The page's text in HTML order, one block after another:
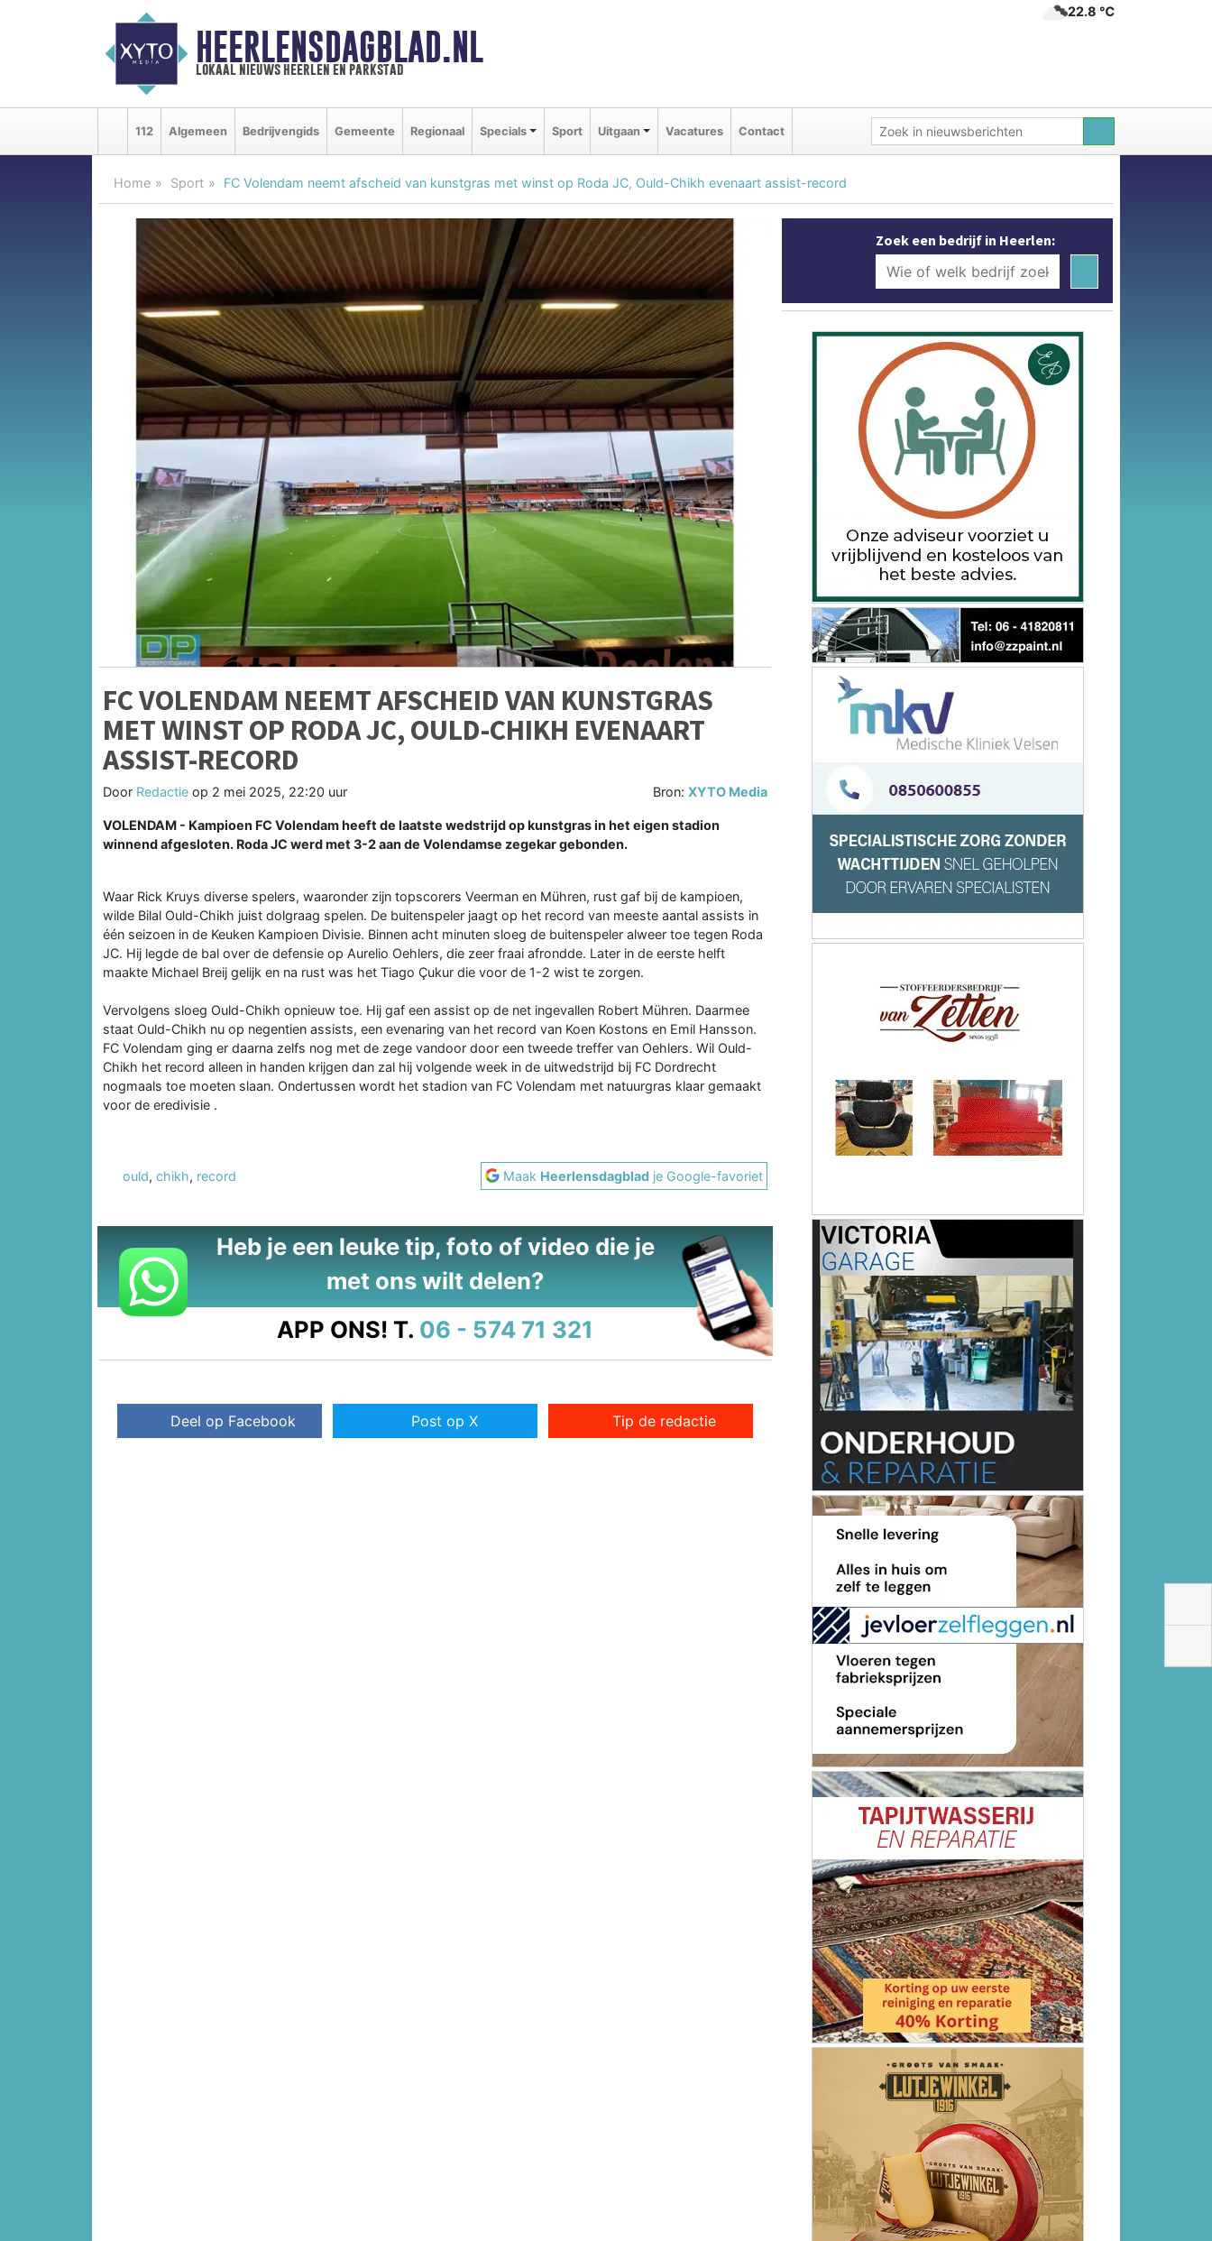
HEERLENSDAGBLAD.NL
lokaal nieuws heerlen en parkstad
22.8 ℃
112 Algemeen Bedrijvengids Gemeente Regionaal Specials Sport Uitgaan Vacatures Contact
Home Sport FC Volendam neemt afscheid van kunstgras met winst op Roda JC, Ould-Chikh evenaart assist-record
FC VOLENDAM NEEMT AFSCHEID VAN KUNSTGRAS
MET WINST OP RODA JC, OULD-CHIKH EVENAART
ASSIST-RECORD
Door Redactie op 2 mei 2025, 22:20 uur Bron:XYTO Media
VOLENDAM - Kampioen FC Volendam heeft de laatste wedstrijd op kunstgras in het eigen stadion
winnend afgesloten. Roda JC werd met 3-2 aan de Volendamse zegekar gebonden.
Waar Rick Kruys diverse spelers, waaronder zijn topscorers Veerman en Mühren, rust gaf bij de kampioen,
wilde Bilal Ould-Chikh juist dolgraag spelen. De buitenspeler jaagt op het record van meeste aantal assists in
één seizoen in de Keuken Kampioen Divisie. Binnen acht minuten sloeg de buitenspeler alweer toe tegen Roda
JC. Hij legde de bal over de defensie op Aurelio Oehlers, die zeer fraai afrondde. Later in de eerste helft
maakte Michael Breij gelijk en na rust was het Tiago Çukur die voor de 1-2 wist te zorgen.
Vervolgens sloeg Ould-Chikh opnieuw toe. Hij gaf een assist op de net ingevallen Robert Mühren. Daarmee
staat Ould-Chikh nu op negentien assists, een evenaring van het record van Koen Kostons en Emil Hansson.
FC Volendam ging er daarna zelfs nog met de zege vandoor door een tweede treffer van Oehlers. Wil Ould-
Chikh het record alleen in handen krijgen dan zal hij volgende week in de uitwedstrijd bij FC Dordrecht
nogmaals toe moeten slaan. Ondertussen wordt het stadion van FC Volendam met natuurgras klaar gemaakt
voor de eredivisie .
ould, chikh, record Maak Heerlensdagblad je Google-favoriet
Heb je een leuke tip, foto of video die je
met ons wilt delen?
APP ONS! T. 06 - 574 71 321
Deel op Facebook Post op X Tip de redactie
Zoek een bedrijf in Heerlen: